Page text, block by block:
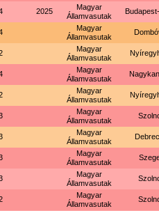
2025
Magyar
Államvasutak
Magyar
Államvasutak
Magyar
Államvasutak
Magyar
Államvasutak
Magyar
Államvasutak
Magyar
Államvasutak
Magyar
Államvasutak
Magyar
Államvasutak
Magyar
Államvasutak
Magyar
Államvasutak